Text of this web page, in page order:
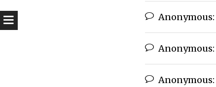
Anonymous:
Anonymous:
Anonymous: